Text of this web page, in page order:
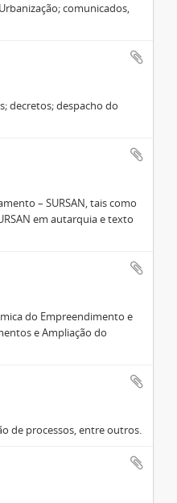
comunicados,
decretos; despacho do
– SURSAN, tais como
em autarquia e texto
do Empreendimento e
e Ampliação do
de processos, entre outros.